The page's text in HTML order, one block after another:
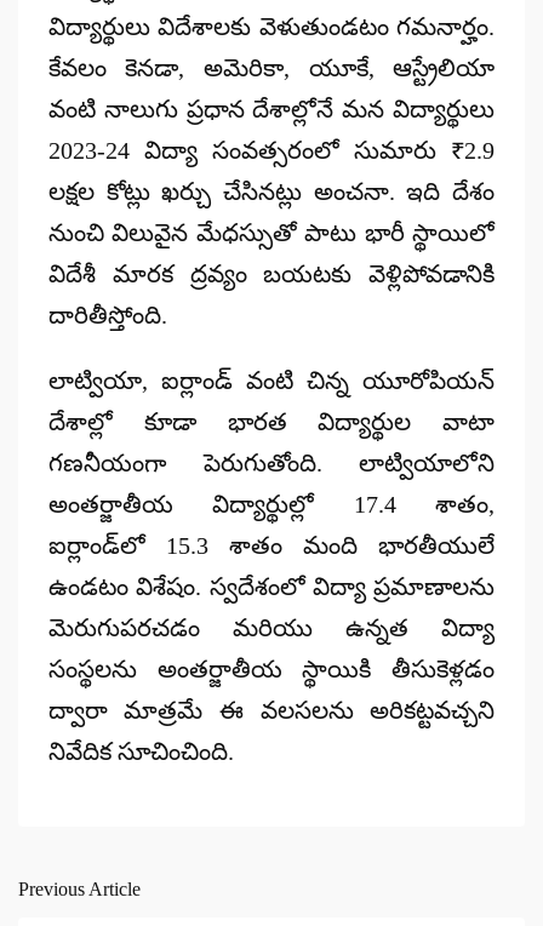
విద్యార్థులు విదేశాలకు వెళుతుండటం గమనార్హం.
కేవలం కెనడా, అమెరికా, యూకే, ఆస్ట్రేలియా
వంటి నాలుగు ప్రధాన దేశాల్లోనే మన విద్యార్థులు
2023-24 విద్యా సంవత్సరంలో సుమారు ₹2.9
లక్షల కోట్లుఖర్చు చేసినట్లు అంచనా. ఇది దేశం
నుంచి విలువైన మేధస్సుతో పాటు భారీ స్థాయిలో
విదేశీ మారక ద్రవ్యం బయటకు వెళ్లిపోవడానికి
దారితీస్తోంది.
లాట్వియా, ఐర్లాండ్ వంటి చిన్న యూరోపియన్
దేశాల్లో కూడా భారత విద్యార్థుల వాటా
గణనీయంగా పెరుగుతోంది. లాట్వియాలోని
అంతర్జాతీయ విద్యార్థుల్లో 17.4 శాతం,
ఐర్లాండ్‌లో 15.3 శాతం మంది భారతీయులే
ఉండటం విశేషం. స్వదేశంలో విద్యా ప్రమాణాలను
మెరుగుపరచడం మరియు ఉన్నత విద్యా
సంస్థలను అంతర్జాతీయ స్థాయికి తీసుకెళ్లడం
ద్వారా మాత్రమే ఈ వలసలను అరికట్టవచ్చని
నివేదిక సూచించింది.
Post
Previous Article